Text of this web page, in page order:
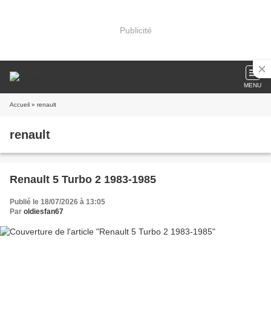
Publicité
MENU
Accueil » renault
renault
Renault 5 Turbo 2 1983-1985
Publié le 18/07/2026 à 13:05
Par oldiesfan67